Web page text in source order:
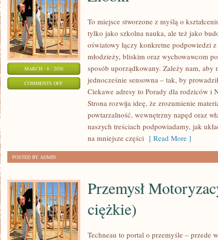
MARCH - 8 - 2026
COMMENTS OFFON
To miejsce stworzone z myślą o
tylko jako szkolna nauka, ale też jako
oświatowy łączy konkretne podpowiedzi
młodzieży, bliskim oraz wychowawcom
sposób uporządkowany. Zależy nam, aby
jednocześnie sensowna – tak, by
Ciekawe adresy to Porady dla rodziców i
Strona rozwija ideę, że zrozumienie
powtarzalność, wewnętrzny napęd oraz
naszych treściach podpowiadamy, jak
na mniejsze części [ Read More ]
POSTED BY ADMIN
Przemysł
ciężkie)
Techneau to portal o przemyśle – przede